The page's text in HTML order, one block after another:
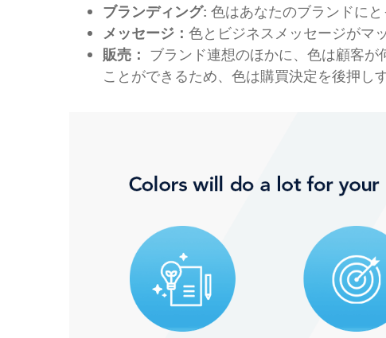
ブランディング: 色はあなたのブランドにと
メッセージ： 色とビジネスメッセージがマ
販売： ブランド連想のほかに、色は顧客
ことができるため、色は購買決定を後押しす